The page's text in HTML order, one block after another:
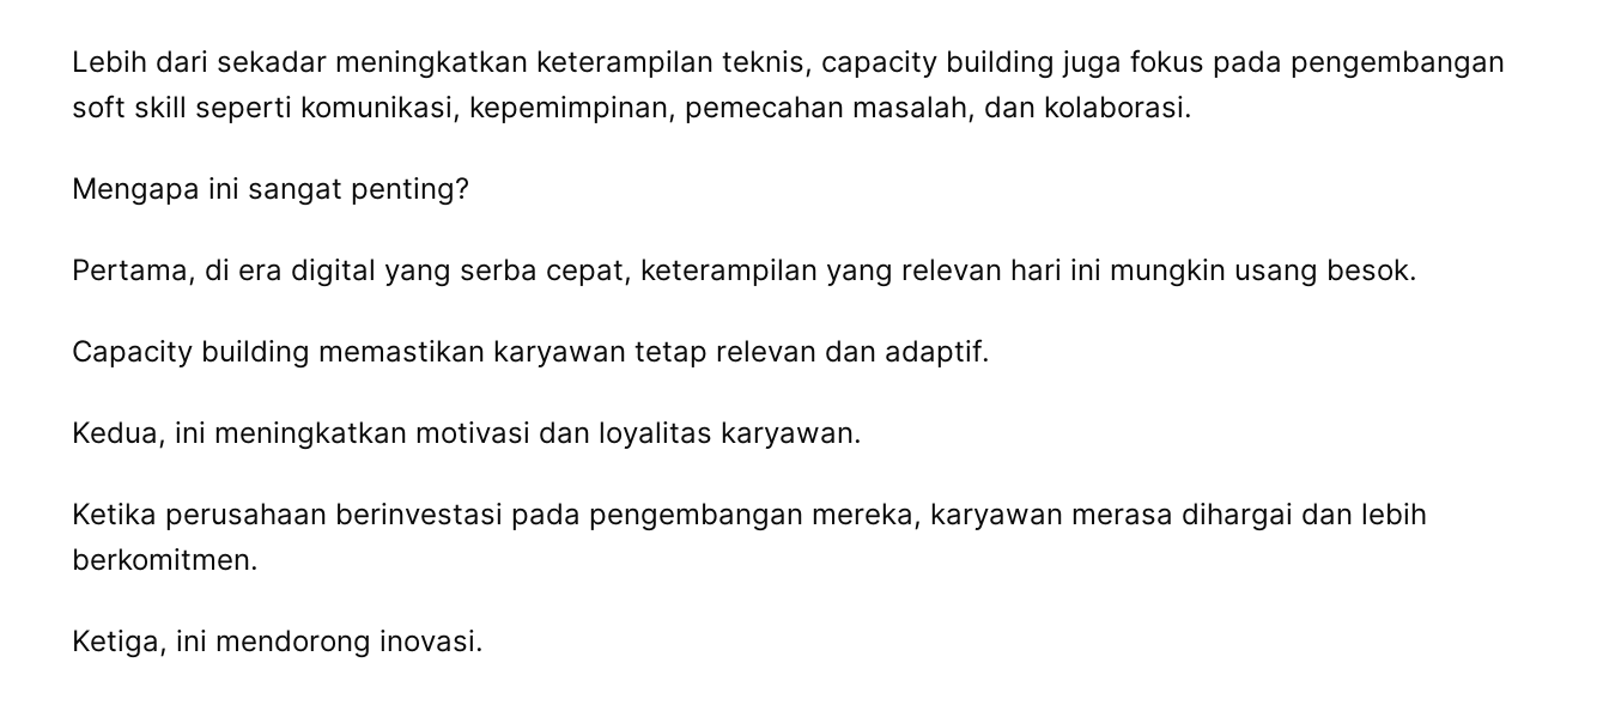
Lebih dari sekadar meningkatkan keterampilan teknis, capacity building juga fokus pada pengembangan
soft skill seperti komunikasi, kepemimpinan, pemecahan masalah, dan kolaborasi.
Mengapa ini sangat penting?
Pertama, di era digital yang serba cepat, keterampilan yang relevan hari ini mungkin usang besok.
Capacity building memastikan karyawan tetap relevan dan adaptif.
Kedua, ini meningkatkan motivasi dan loyalitas karyawan.
Ketika perusahaan berinvestasi pada pengembangan mereka, karyawan merasa dihargai dan lebih
berkomitmen.
Ketiga, ini mendorong inovasi.